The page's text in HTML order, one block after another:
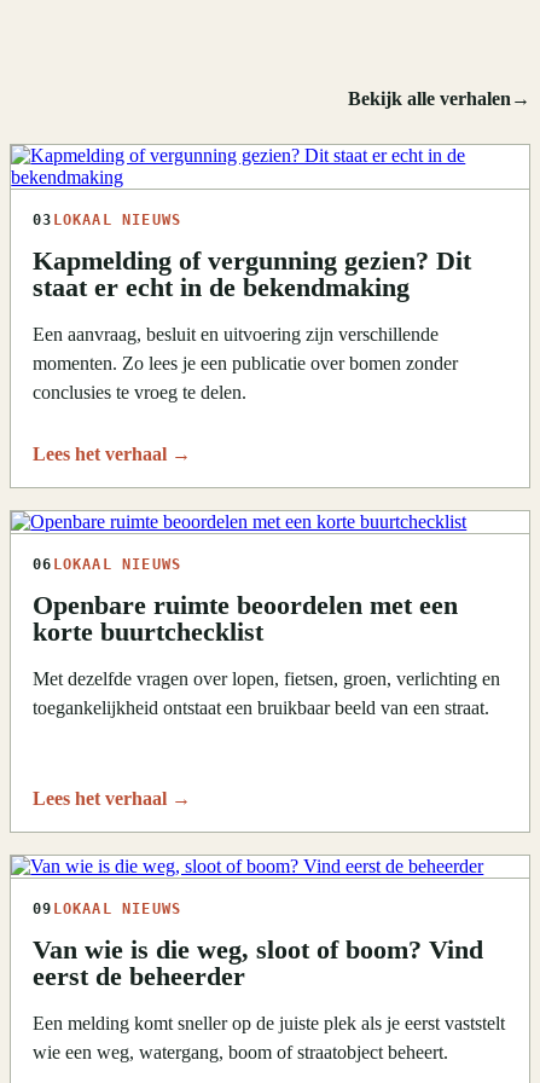
Bekijk alle verhalen→
03 LOKAAL NIEUWS
Kapmelding of vergunning gezien? Dit
staat er echt in de bekendmaking
Een aanvraag, besluit en uitvoering zijn verschillende
momenten. Zo lees je een publicatie over bomen zonder
conclusies te vroeg te delen.
Lees het verhaal →
06 LOKAAL NIEUWS
Openbare ruimte beoordelen met een
korte buurtchecklist
Met dezelfde vragen over lopen, fietsen, groen, verlichting en
toegankelijkheid ontstaat een bruikbaar beeld van een straat.
Lees het verhaal →
09 LOKAAL NIEUWS
Van wie is die weg, sloot of boom? Vind
eerst de beheerder
Een melding komt sneller op de juiste plek als je eerst vaststelt
wie een weg, watergang, boom of straatobject beheert.